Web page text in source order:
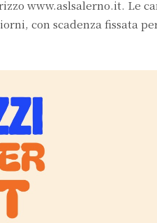
www.aslsalerno.it. Le
con scadenza fissata